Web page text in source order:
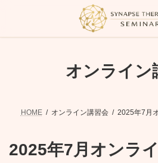
ン
ー
オンライン
HOME オンライン講習会 2025年7月
2025年7月オンラ